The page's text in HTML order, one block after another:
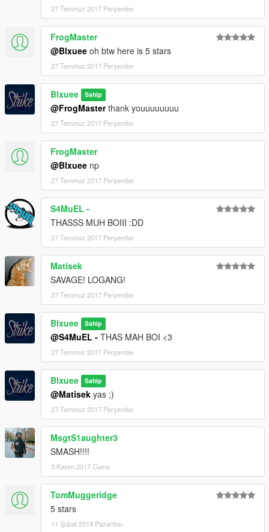
27 Temmuz 2017 Perşembe
FrogMaster
@Blxuee oh btw here is 5 stars
27 Temmuz 2017 Perşembe
Blxuee Sahip
@FrogMasterthank youuuuuuuu
27 Temmuz 2017 Perşembe
FrogMaster
@Blxuee np
27 Temmuz 2017 Perşembe
S4MuEL -
THASSS MUH BOIII :DD
27 Temmuz 2017 Perşembe
Matisek
SAVAGE! LOGANG!
27 Temmuz 2017 Perşembe
Blxuee Sahip
@S4MuEL - THAS MAH BOI <3
27 Temmuz 2017 Perşembe
Blxuee Sahip
@Matisek yas ;)
27 Temmuz 2017 Perşembe
MsgtS1aughter3
SMASH!!!!
3 Kasım 2017 Cuma
TomMuggeridge
5 stars
11 Şubat 2019 Pazartesi